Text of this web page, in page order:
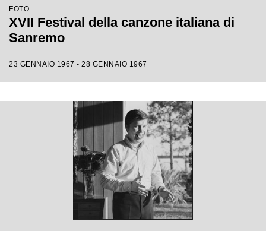
FOTO
XVII Festival della canzone italiana di
Sanremo
23 GENNAIO 1967 - 28 GENNAIO 1967